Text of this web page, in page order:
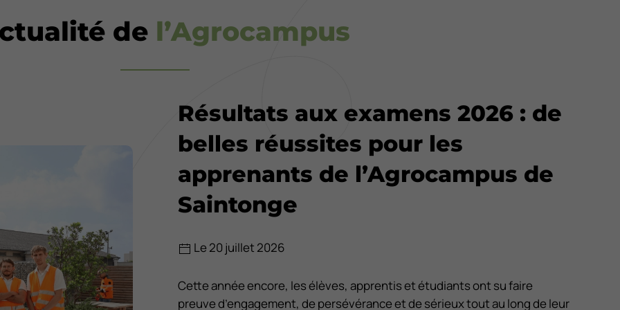
de l’Agrocampus
Résultats aux examens 2026 : de
belles réussites pour les
apprenants de l’Agrocampus de
Saintonge
Le 20 juillet 2026
Cette année encore, les élèves, apprentis et étudiants ont su faire
preuve d’engagement, de persévérance et de sérieux tout au long de leur